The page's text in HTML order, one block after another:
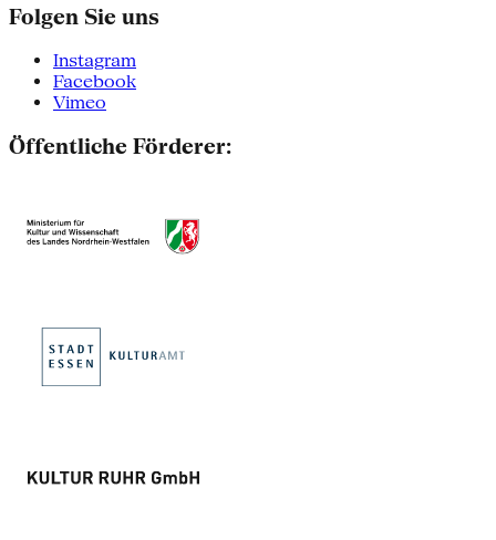
Folgen Sie uns
Instagram
Facebook
Vimeo
Öffentliche Förderer: